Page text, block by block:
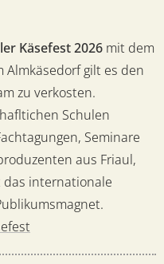
Käsefest 2026 mit dem
gilt es den
zu verkosten.
Schulen
Seminare
aus Friaul,
internationale